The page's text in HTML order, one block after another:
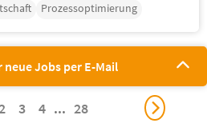
Prozessoptimierung
neue Jobs per E-Mail
2 3 4 ... 28